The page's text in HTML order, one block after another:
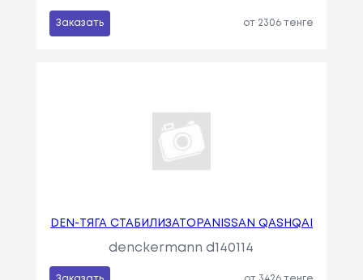
Заказать от 2306 тенге
DEN-ТЯГА СТАБИЛИЗАТОРАNISSAN QASHQAI
denckermann d140114